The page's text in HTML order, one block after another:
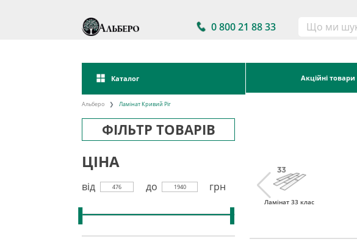
0 800 21 88 33
Каталог Акційні товари
Альберо Ламінат Кривий Ріг
ФІЛЬТР ТОВАРІВ
ЦІНА
від 476 до 1940 грн
Ламінат 33 клас